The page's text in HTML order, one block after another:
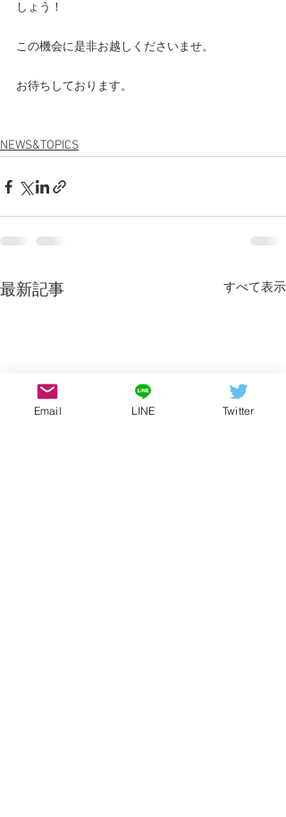
しょう！
この機会に是非お越しくださいませ。
お待ちしております。
NEWS&TOPICS
最新記事 すべて表示
Email LINE Twitter